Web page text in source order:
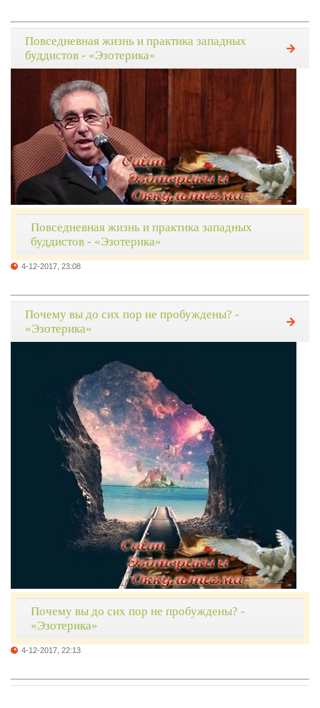
Повседневная жизнь и практика западных
буддистов - «Эзотерика»
Повседневная жизнь и практика западных
буддистов - «Эзотерика»
4-12-2017, 23:08
Почему вы до сих пор не пробуждены? -
«Эзотерика»
Почему вы до сих пор не пробуждены? -
«Эзотерика»
4-12-2017, 22:13